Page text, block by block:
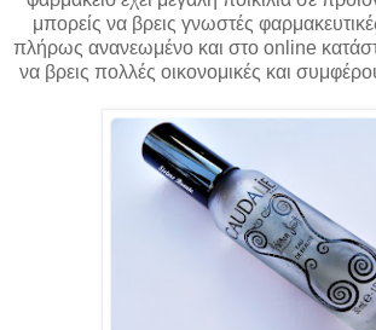
μπορείς να βρεις γνωστές φαρμακευτικές
πλήρως ανανεωμένο και στο online
να βρεις πολλές οικονομικές και